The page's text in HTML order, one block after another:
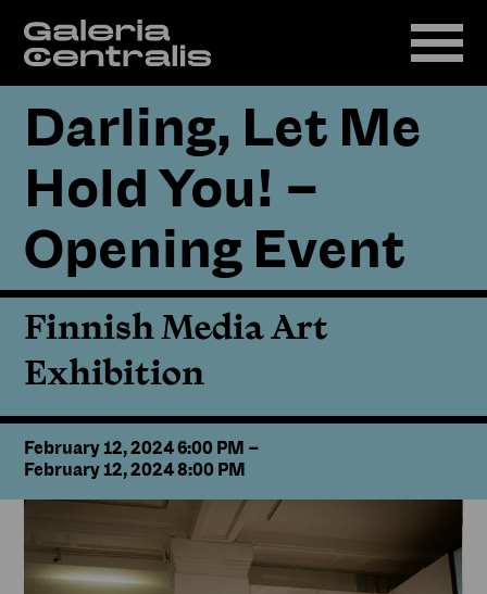
Darling, Let Me
Hold You! –
Opening Event
Finnish Media Art
Exhibition
February 12, 2024 6:00 PM –
February 12, 2024 8:00 PM